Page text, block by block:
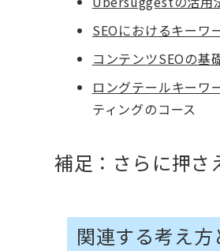
SEOにおけるキーワ
コンテンツSEOの基
ロングテールキーワ
ティングのコース
補足：さらに押さ
関連する考え方